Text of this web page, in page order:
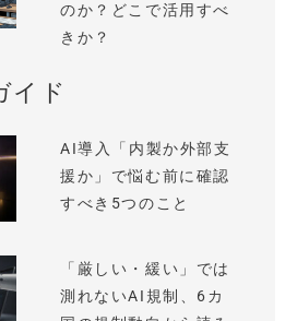
のか？どこで活用すべ
きか？
イド
AI導入「内製か外部支
援か」で悩む前に確認
すべき5つのこと
「厳しい・緩い」では
測れないAI規制、6カ